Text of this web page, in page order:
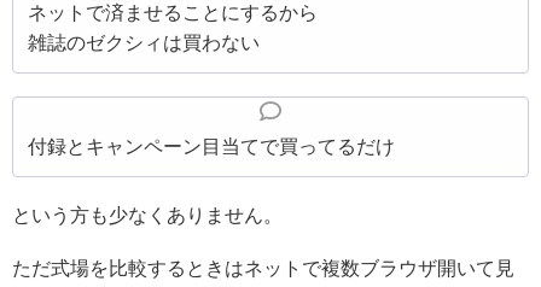
ネットで済ませることにするから
雑誌のゼクシィは買わない
付録とキャンペーン目当てで買ってるだけ
という方も少なくありません。
ただ式場を比較するときはネットで複数ブラウザ開いて見